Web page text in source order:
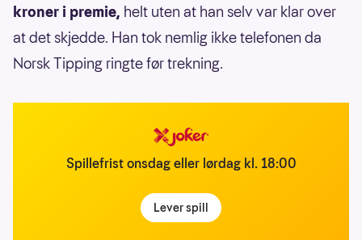
kroner i premie, helt uten at han selv var klar over
at det skjedde. Han tok nemlig ikke telefonen da
Norsk Tipping ringte før trekning.
Spillefrist onsdag eller lørdag kl. 18:00
Lever spill